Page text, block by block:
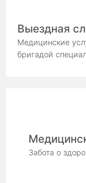
Выездная
Медицинские
бригадой
Забота о